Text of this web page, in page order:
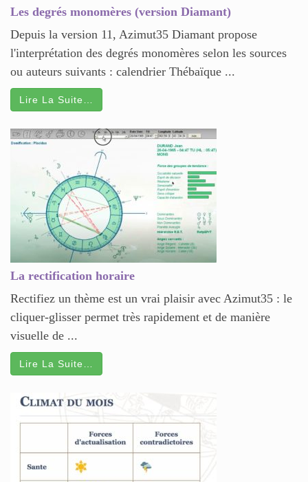
Les degrés monomères (version Diamant)
Depuis la version 11, Azimut35 Diamant propose
l'interprétation des degrés monomères selon les sources
ou auteurs suivants : calendrier Thébaïque ...
Lire La Suite…
La rectification horaire
Rectifiez un thème est un vrai plaisir avec Azimut35 : le
cliquer-glisser permet très rapidement et de manière
visuelle de ...
Lire La Suite…